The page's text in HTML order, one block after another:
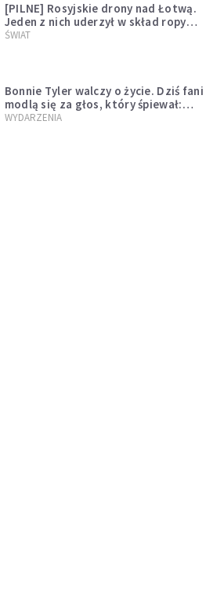
[PILNE] Rosyjskie drony nad Łotwą.
Jeden z nich uderzył w skład ropy
naftowej
ŚWIAT
Bonnie Tyler walczy o życie. Dziś fani
modlą się za głos, który śpiewał:
"Lord, help me"
WYDARZENIA